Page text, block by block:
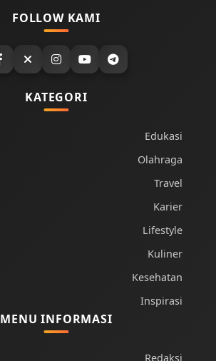
FOLLOW KAMI
KATEGORI
Edukasi
Olahraga
Travel
Karier
Lifestyle
Kuliner
Kesehatan
Inspirasi
MENU INFORMASI
Redaksi